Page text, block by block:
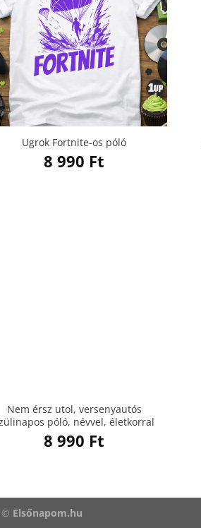
Ugrok Fortnite-os póló
8 990 Ft
Nem érsz utol, versenyautós
póló, névvel, életkorral
8 990 Ft
© Elsőnapom.hu